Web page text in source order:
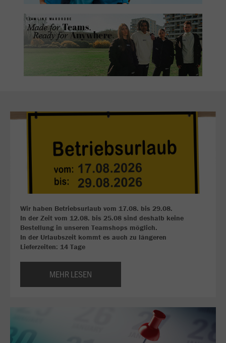
Wir haben Betriebsurlaub vom 17.08. bis 29.08.
In der Zeit vom 12.08. bis 25.08 sind deshalb keine
Bestellung in unseren Teamshops möglich.
In der Urlaubszeit kommt es auch zu längeren
Lieferzeiten: 14 Tage
MEHR LESEN